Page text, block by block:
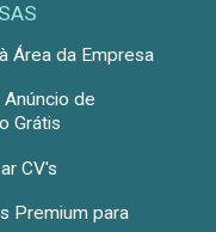
Área da Empresa
de
Grátis
CV's
Premium para